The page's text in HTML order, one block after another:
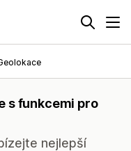
s funkcemi pro
nejlepší